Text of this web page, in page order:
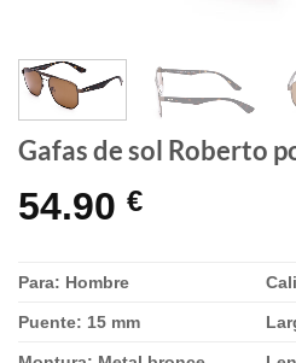
Gafas de sol Roberto
54.90 €
Para: Hombre
Puente: 15 mm